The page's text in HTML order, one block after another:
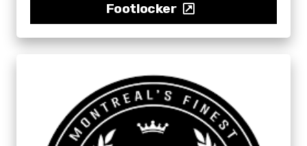
Footlocker